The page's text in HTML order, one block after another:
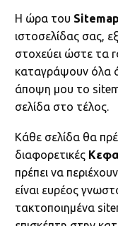
Η ώρα του Sitemap
ιστοσελίδας σας,
στοχεύει ώστε τα
καταγράψουν όλα
άποψη μου το
σελίδα στο τέλος.
Κάθε σελίδα θα
διαφορετικές
πρέπει να
είναι ευρέος
τακτοποιημένα